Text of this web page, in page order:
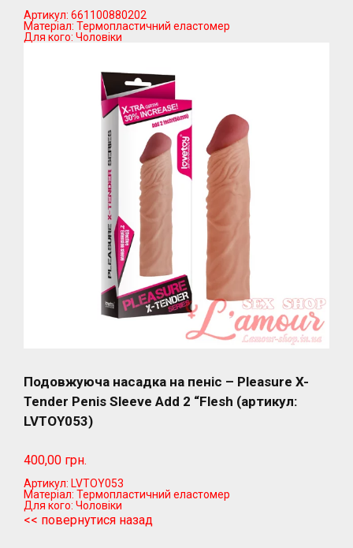
Артикул: 661100880202
Матеріал: Термопластичний еластомер
Для кого: Чоловіки
Подовжуюча насадка на пеніс – Pleasure X-
Tender Penis Sleeve Add 2 “Flesh (артикул:
LVTOY053)
400,00 грн.
Артикул: LVTOY053
Матеріал: Термопластичний еластомер
Для кого: Чоловіки
<< повернутися назад